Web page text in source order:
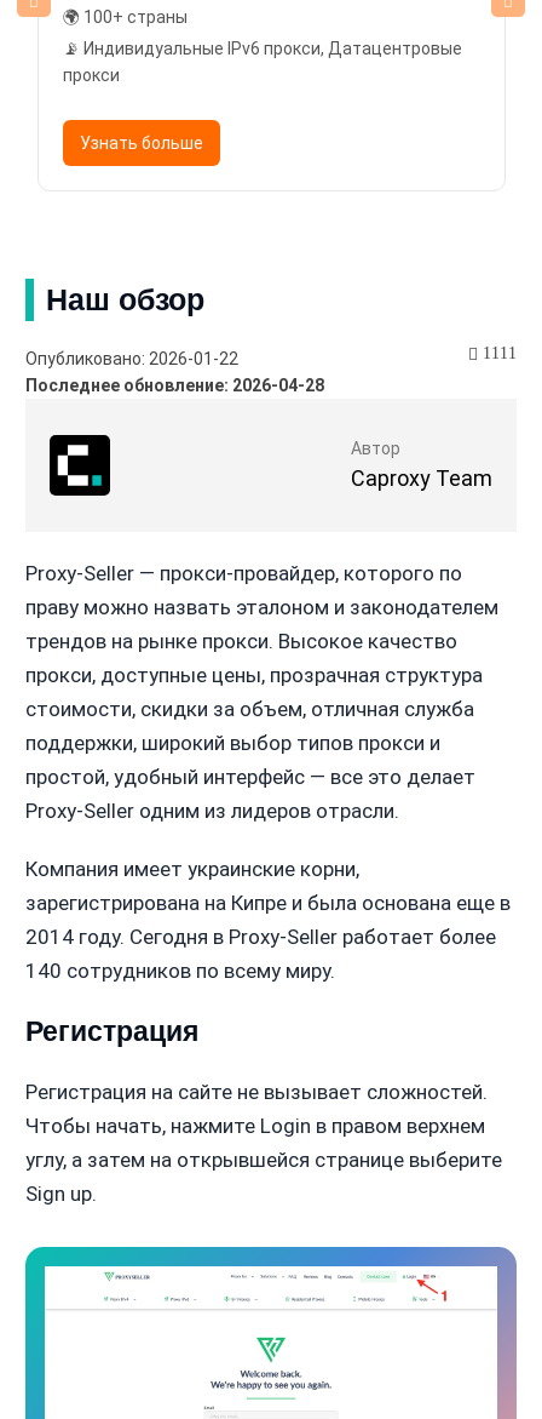
🌍 100+ страны
📡 Индивидуальные IPv6 прокси, Датацентровые
прокси
Узнать больше
Наш обзор
Автор
Caproxy Team
Опубликовано: 2026-01-22
Последнее обновление: 2026-04-28
1111
Proxy-Seller — прокси-провайдер, которого по
праву можно назвать эталоном и законодателем
трендов на рынке прокси. Высокое качество
прокси, доступные цены, прозрачная структура
стоимости, скидки за объем, отличная служба
поддержки, широкий выбор типов прокси и
простой, удобный интерфейс — все это делает
Proxy-Seller одним из лидеров отрасли.
Компания имеет украинские корни,
зарегистрирована на Кипре и была основана еще в
2014 году. Сегодня в Proxy-Seller работает более
140 сотрудников по всему миру.
Регистрация
Регистрация на сайте не вызывает сложностей.
Чтобы начать, нажмите Login в правом верхнем
углу, а затем на открывшейся странице выберите
Sign up.